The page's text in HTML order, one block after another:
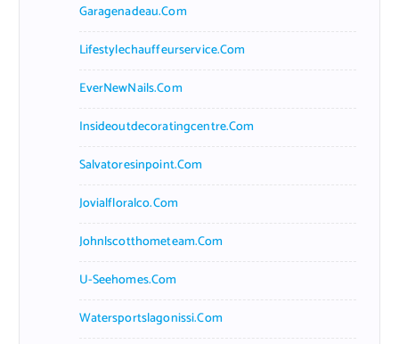
Garagenadeau.com
Lifestylechauffeurservice.com
EverNewNails.com
Insideoutdecoratingcentre.com
Salvatoresinpoint.com
Jovialfloralco.com
Johnlscotthometeam.com
U-Seehomes.com
Watersportslagonissi.com